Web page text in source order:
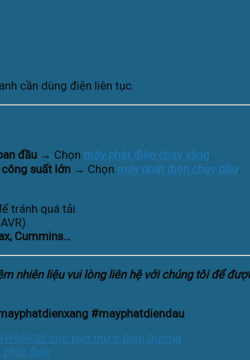
cần dùng điện liên tục.
đầu → Chọn máy phát điện chạy xăng.
suất lớn → Chọn máy phát điện chạy dầu.
tránh quá tải.
Cummins…
nhiên liệu vui lòng liên hệ với chúng tôi để
#mayphatdiendau
cho biệt thự ở Bình Dương
phát điện